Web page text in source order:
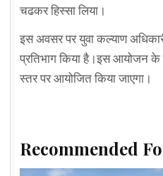
चढकर हिस्सा लिया।
इस अवसर पर युवा कल्याण
प्रतिभाग किया है।इस आयोजन के
स्तर पर आयोजित किया जाएगा।
Recommended